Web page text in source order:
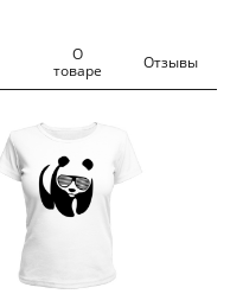
О
товаре
Отзывы